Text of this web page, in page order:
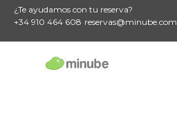
¿Te ayudamos con tu reserva?
+34 910 464 608 reservas@minube.com